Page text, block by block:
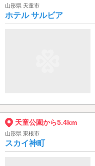
山形県 天童市
ホテル サルビア
天童公園から5.4km
山形県 東根市
スカイ神町